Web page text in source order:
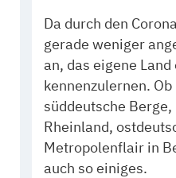
Da durch den
gerade weniger
an, das eigene
kennenzulernen.
süddeutsche
Rheinland,
Metropolenflair in
auch so einiges.